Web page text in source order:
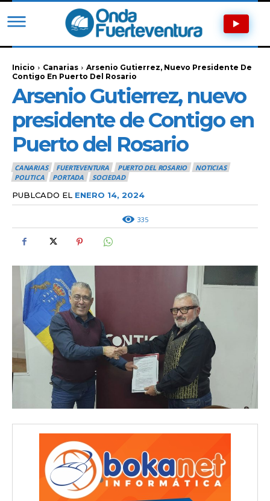
Inicio Canarias
Arsenio Gutierrez, Nuevo Presidente De
Contigo En Puerto Del Rosario
Arsenio Gutierrez, nuevo
presidente de Contigo en
Puerto del Rosario
CANARIAS FUERTEVENTURA PUERTO DEL ROSARIO
NOTICIAS
POLITICA
PORTADA SOCIEDAD
PUBLCADO EL ENERO 14, 2024
335